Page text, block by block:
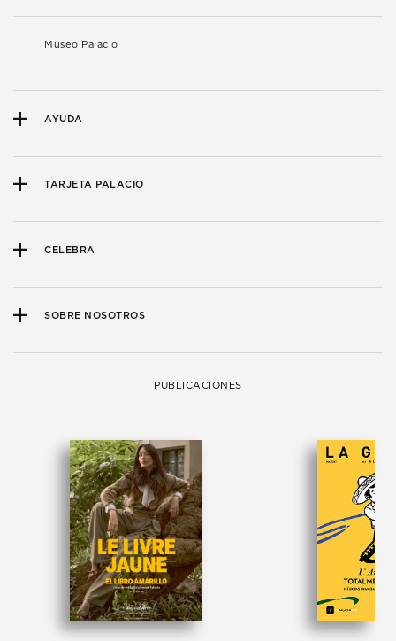
Museo Palacio
AYUDA
TARJETA PALACIO
CELEBRA
SOBRE NOSOTROS
PUBLICACIONES